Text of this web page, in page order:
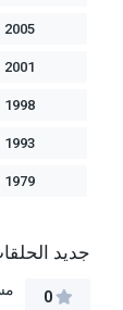
2005
2001
1998
1993
1979
جديد
0